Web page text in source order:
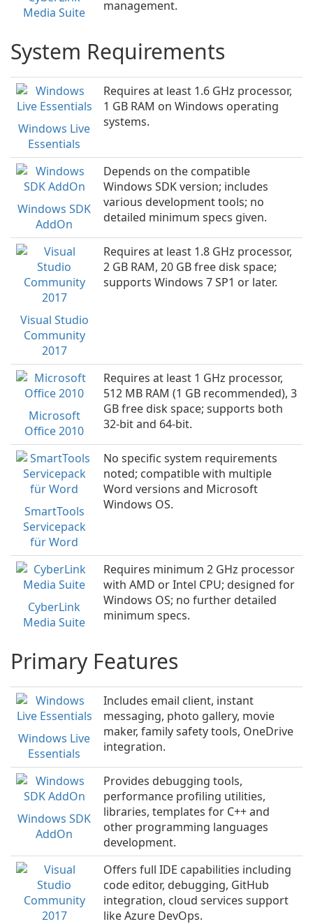
Media Suite
management.
System Requirements
Windows Live
Essentials
Requires at least 1.6 GHz processor,
1 GB RAM on Windows operating
systems.
Windows SDK
AddOn
Depends on the compatible
Windows SDK version; includes
various development tools; no
detailed minimum specs given.
Visual Studio
Community
2017
Requires at least 1.8 GHz processor,
2 GB RAM, 20 GB free disk space;
supports Windows 7 SP1 or later.
Microsoft
Office 2010
Requires at least 1 GHz processor,
512 MB RAM (1 GB recommended), 3
GB free disk space; supports both
32-bit and 64-bit.
SmartTools
Servicepack
für Word
No specific system requirements
noted; compatible with multiple
Word versions and Microsoft
Windows OS.
CyberLink
Media Suite
Requires minimum 2 GHz processor
with AMD or Intel CPU; designed for
Windows OS; no further detailed
minimum specs.
Primary Features
Windows Live
Essentials
Includes email client, instant
messaging, photo gallery, movie
maker, family safety tools, OneDrive
integration.
Windows SDK
AddOn
Provides debugging tools,
performance profiling utilities,
libraries, templates for C++ and
other programming languages
development.
Offers full IDE capabilities including
code editor, debugging, GitHub
integration, cloud services support
like Azure DevOps.